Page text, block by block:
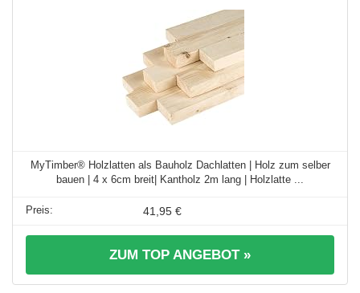
MyTimber® Holzlatten als Bauholz Dachlatten | Holz zum selber
bauen | 4 x 6cm breit| Kantholz 2m lang | Holzlatte ...
41,95 €
ZUM TOP ANGEBOT »